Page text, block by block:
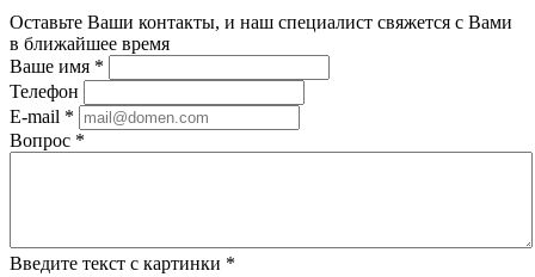
Оставьте Ваши контакты, и наш специалист свяжется с Вами
в ближайшее время
Ваше имя *
Телефон
E-mail *
Вопрос *
Введите текст с картинки *